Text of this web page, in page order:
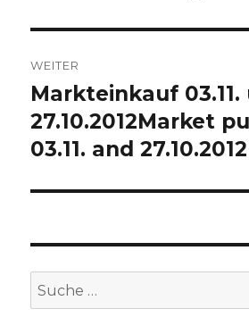
WEITER
Nächster
Beitrag:
Markteinkauf 03.11.
27.10.2012Market
03.11. and 27.10.2012
Suche
nach: